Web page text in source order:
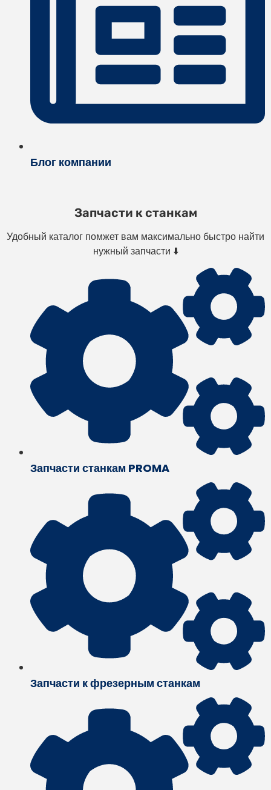
Блог компании
Запчасти к станкам
Удобный каталог помжет вам максимально быстро найти
нужный запчасти ⬇️
Запчасти станкам PROMA
Запчасти к фрезерным станкам